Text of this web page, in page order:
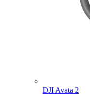
DJI Avata 2